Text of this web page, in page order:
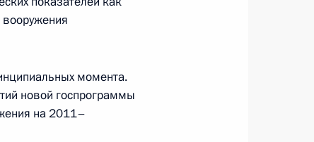
момента.
новой госпрограммы
на 2011–